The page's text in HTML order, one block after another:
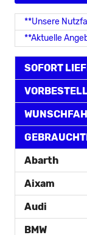
**Unsere
**Aktuelle
SOFORT
Abarth
Aixam
Audi
BMW